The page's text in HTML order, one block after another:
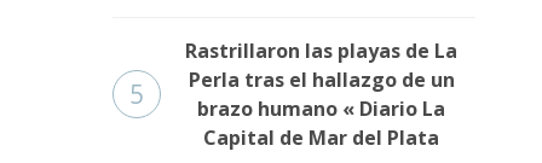
5
Rastrillaron las playas de La
Perla tras el hallazgo de un
brazo humano « Diario La
Capital de Mar del Plata